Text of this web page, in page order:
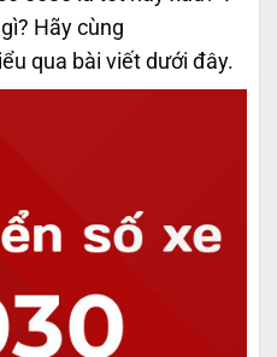
gì? Hãy cùng
qua bài viết dưới đây.